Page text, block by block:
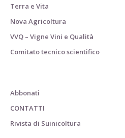
Terra e Vita
Nova Agricoltura
VVQ – Vigne Vini e Qualità
Comitato tecnico scientifico
Abbonati
CONTATTI
Rivista di Suinicoltura